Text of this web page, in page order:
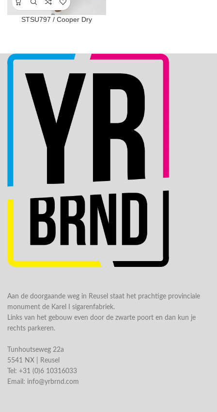
STSU797 / Cooper Dry
Aan de doorgaande weg in Reusel staat het prachtige provinciale
monument de Karel I sigarenfabriek.
Links van het gebouw even door de zwarte poort en dan kun je
rechts parkeren.
Tunhoutseweg 22a
5541 NX | Reusel
Tel: +31 (0)6 10316033
Email: info@yrbrnd.com